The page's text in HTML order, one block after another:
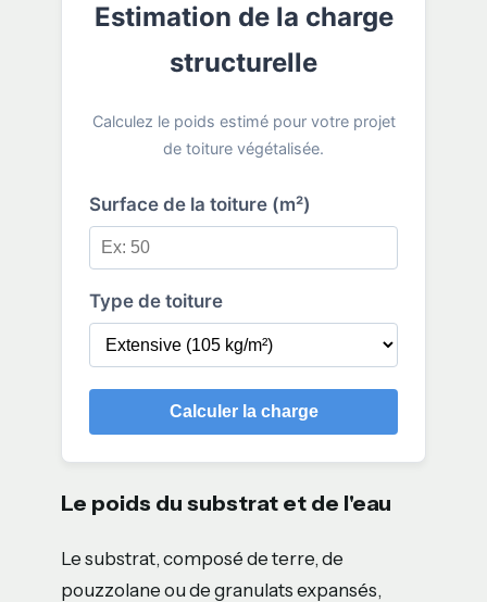
Estimation de la charge
structurelle
Calculez le poids estimé pour votre projet
de toiture végétalisée.
Surface de la toiture (m²)
Type de toiture
Calculer la charge
Le poids du substrat et de l'eau
Le substrat, composé de terre, de
pouzzolane ou de granulats expansés,